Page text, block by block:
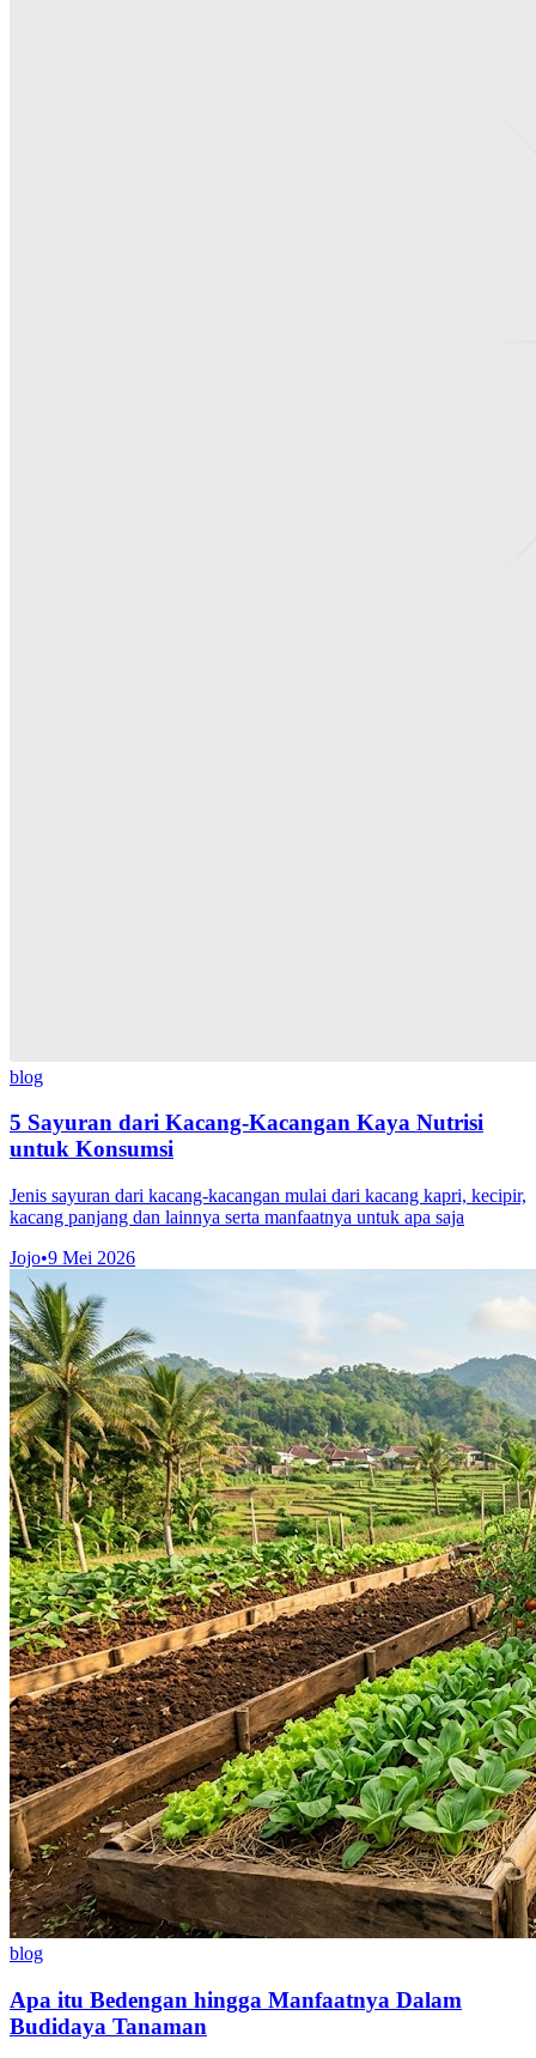
blog
5 Sayuran dari Kacang-Kacangan Kaya Nutrisi
untuk Konsumsi
Jenis sayuran dari kacang-kacangan mulai dari kacang kapri, kecipir,
kacang panjang dan lainnya serta manfaatnya untuk apa saja
Jojo•9 Mei 2026
blog
Apa itu Bedengan hingga Manfaatnya Dalam
Budidaya Tanaman